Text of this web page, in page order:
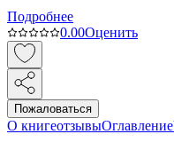
Подробнее
0.00Оценить
Пожаловаться
О книгеотзывыОглавление